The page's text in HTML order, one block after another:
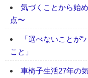
気づくことから始
点〜
「選べないことが
こと」
車椅子生活27年の